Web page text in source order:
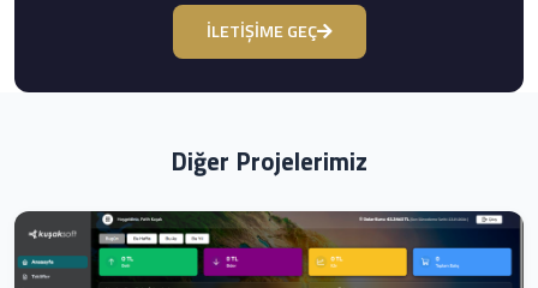
İLETİŞİME GEÇ
Diğer Projelerimiz